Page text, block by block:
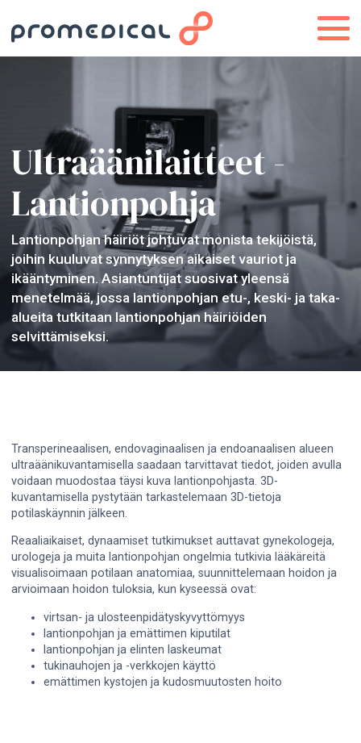
Ultraäänilaitteet -
Lantionpohja
Lantionpohjan häiriöt johtuvat monista tekijöistä,
joihin kuuluvat synnytyksen aikaiset vauriot ja
ikääntyminen. Asiantuntijat suosivat yleensä
menetelmää, jossa lantionpohjan etu-, keski- ja taka-
alueita tutkitaan lantionpohjan häiriöiden
selvittämiseksi.
Transperineaalisen, endovaginaalisen ja endoanaalisen alueen
ultraäänikuvantamisella saadaan tarvittavat tiedot, joiden avulla
voidaan muodostaa täysi kuva lantionpohjasta. 3D-
kuvantamisella pystytään tarkastelemaan 3D-tietoja
potilaskäynnin jälkeen.
Reaaliaikaiset, dynaamiset tutkimukset auttavat gynekologeja,
urologeja ja muita lantionpohjan ongelmia tutkivia lääkäreitä
visualisoimaan potilaan anatomiaa, suunnittelemaan hoidon ja
arvioimaan hoidon tuloksia, kun kyseessä ovat:
virtsan- ja ulosteenpidätyskyvyttömyys
lantionpohjan ja emättimen kiputilat
lantionpohjan ja elinten laskeumat
tukinauhojen ja -verkkojen käyttö
emättimen kystojen ja kudosmuutosten hoito